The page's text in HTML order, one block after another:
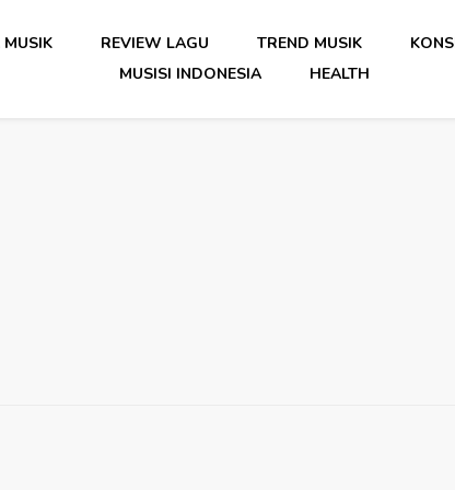
Musik Indonesia Lengkap
MUSIK REVIEW LAGU TREND MUSIK
MUSISI INDONESIA
HEALTH